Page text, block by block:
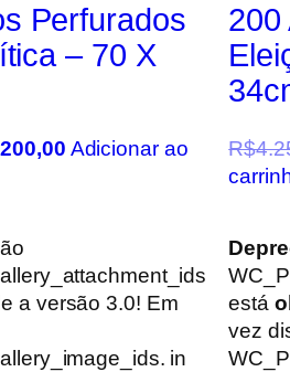
Perfurados
– 70 X
Adicionar ao
200
R$
a versão 3.0! Em
in
está
vez